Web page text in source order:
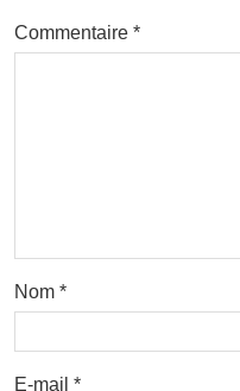
Commentaire *
Nom *
E-mail *